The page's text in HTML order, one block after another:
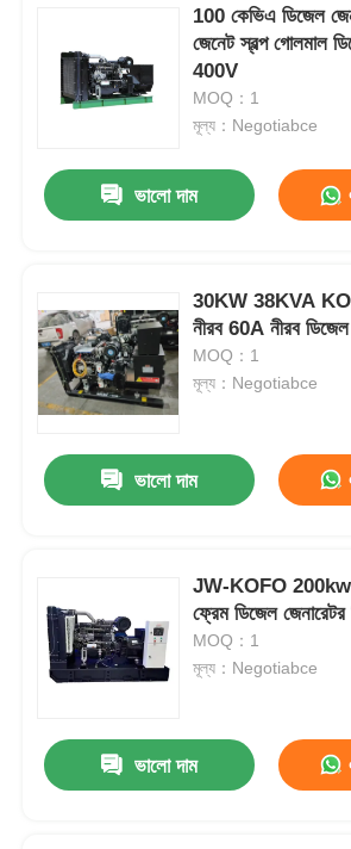
100 কেভিএ ডিজেল
জেনেট স্বল্প গোলমাল
400V
MOQ：1
মূল্য：Negotiabce
ভালো দাম
30KW 38KVA
নীরব 60A নীরব ডিজেল
MOQ：1
মূল্য：Negotiabce
ভালো দাম
JW-KOFO
ফ্রেম ডিজেল
MOQ：1
মূল্য：Negotiabce
ভালো দাম